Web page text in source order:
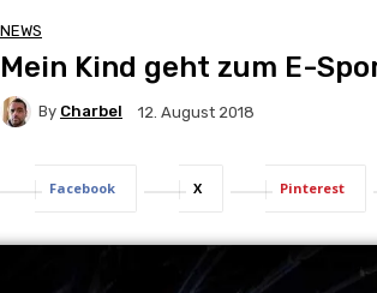
NEWS
Mein Kind geht zum E-
By Charbel 12. August 2018
Facebook X Pinterest